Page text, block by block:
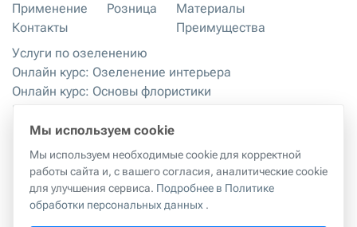
Применение
Контакты
Розница
Материалы
Преимущества
Услуги по озеленению
Онлайн курс: Озеленение интерьера
Онлайн курс: Основы флористики
Мастер-классы
Правила хранения и эксплуатации
Правила копирования материалов с сайта|Политика
обработки персональных данных
г. Москва, 2-й Грайвороновский проезд, 42к1
Мы используем cookie
Мы используем необходимые cookie для корректной
работы сайта и, с вашего согласия, аналитические cookie
для улучшения сервиса. Подробнее в Политике
обработки персональных данных .